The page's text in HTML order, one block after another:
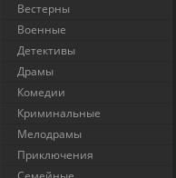
Вестерны
Военные
Детективы
Драмы
Комедии
Криминальные
Мелодрамы
Приключения